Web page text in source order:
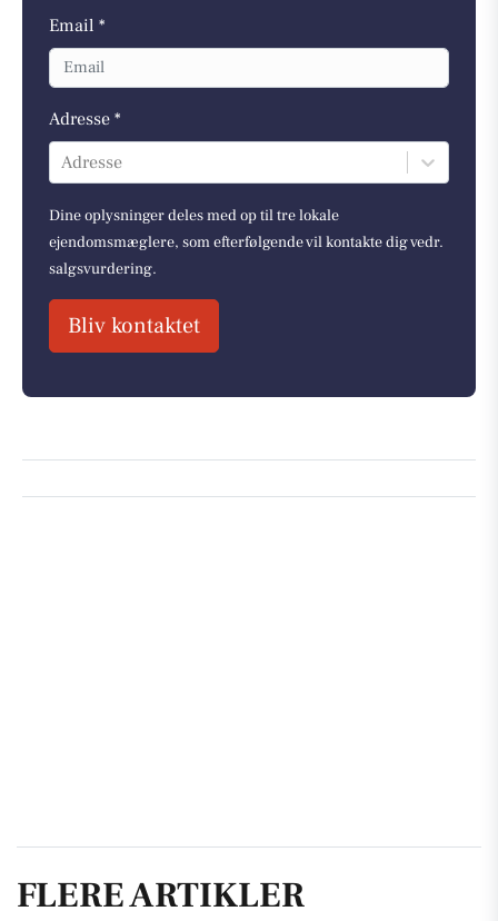
Email *
Adresse *
Adresse
Dine oplysninger deles med op til tre lokale
ejendomsmæglere, som efterfølgende vil kontakte dig vedr.
salgsvurdering.
Bliv kontaktet
FLERE ARTIKLER